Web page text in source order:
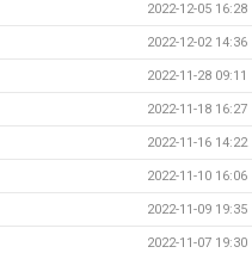
2022-12-05 16:28
2022-12-02 14:36
2022-11-28 09:11
2022-11-18 16:27
2022-11-16 14:22
2022-11-10 16:06
2022-11-09 19:35
2022-11-07 19:30